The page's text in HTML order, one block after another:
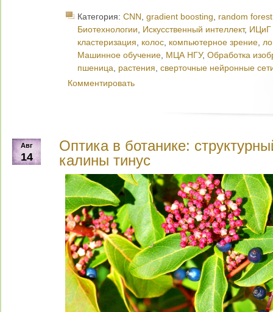
Категория: CNN , gradient boosting, random forest
Биотехнологии, Искусственный интеллект,
кластеризация, колос, компьютерное зрение,
Машинное обучение, МЦА НГУ, Обработка
пшеница, растения, сверточные нейронные
Комментировать
Авг
14
Оптика в ботанике:
калины тинус